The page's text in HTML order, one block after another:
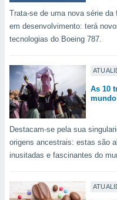
Trata-se de uma nova série
em desenvolvimento: terá
tecnologias do Boeing 787.
As 10
mundo
Destacam-se pela sua
origens ancestrais: estas são
inusitadas e fascinantes do